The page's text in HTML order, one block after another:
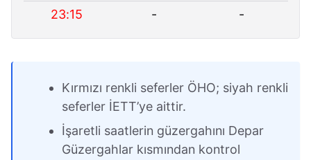
23:15
- -
Kırmızı renkli seferler ÖHO; siyah renkli
seferler İETT’ye aittir.
İşaretli saatlerin güzergahını Depar
Güzergahlar kısmından kontrol